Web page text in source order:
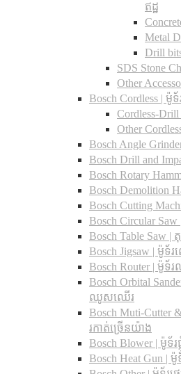
ឥដ្ឋ
Metal
Drill
SDS Stone
Other
Bosch Cordless | ម៉ូទ័រ
Cordless-Drill
Other
Bosch Angle
Bosch Drill and
Bosch Rotary
Bosch Demolition
Bosch Cutting
Bosch Circular
Bosch Table Saw |
Bosch Jigsaw | ម៉ូទ័
Bosch Router | ម៉ូទ័
Bosch Orbital
ឈូសឈើរ
Bosch Muti-Cutter
រកាត់ច្រើនយ៉ាង
Bosch Blower | ម៉ូទ័រ
Bosch Heat Gun | ម៉ូ